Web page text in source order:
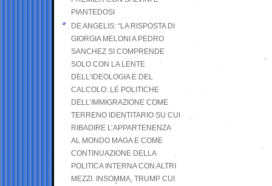
PIANTEDOSI
DE ANGELIS: “LA RISPOSTA DI
GIORGIA MELONI A PEDRO
SANCHEZ SI COMPRENDE
SOLO CON LA LENTE
DELL’IDEOLOGIA E DEL
CALCOLO: LE POLITICHE
DELL’IMMIGRAZIONE COME
TERRENO IDENTITARIO SU CUI
RIBADIRE L’APPARTENENZA
AL MONDO MAGA E COME
CONTINUAZIONE DELLA
POLITICA INTERNA CON ALTRI
MEZZI. INSOMMA, TRUMP CUI